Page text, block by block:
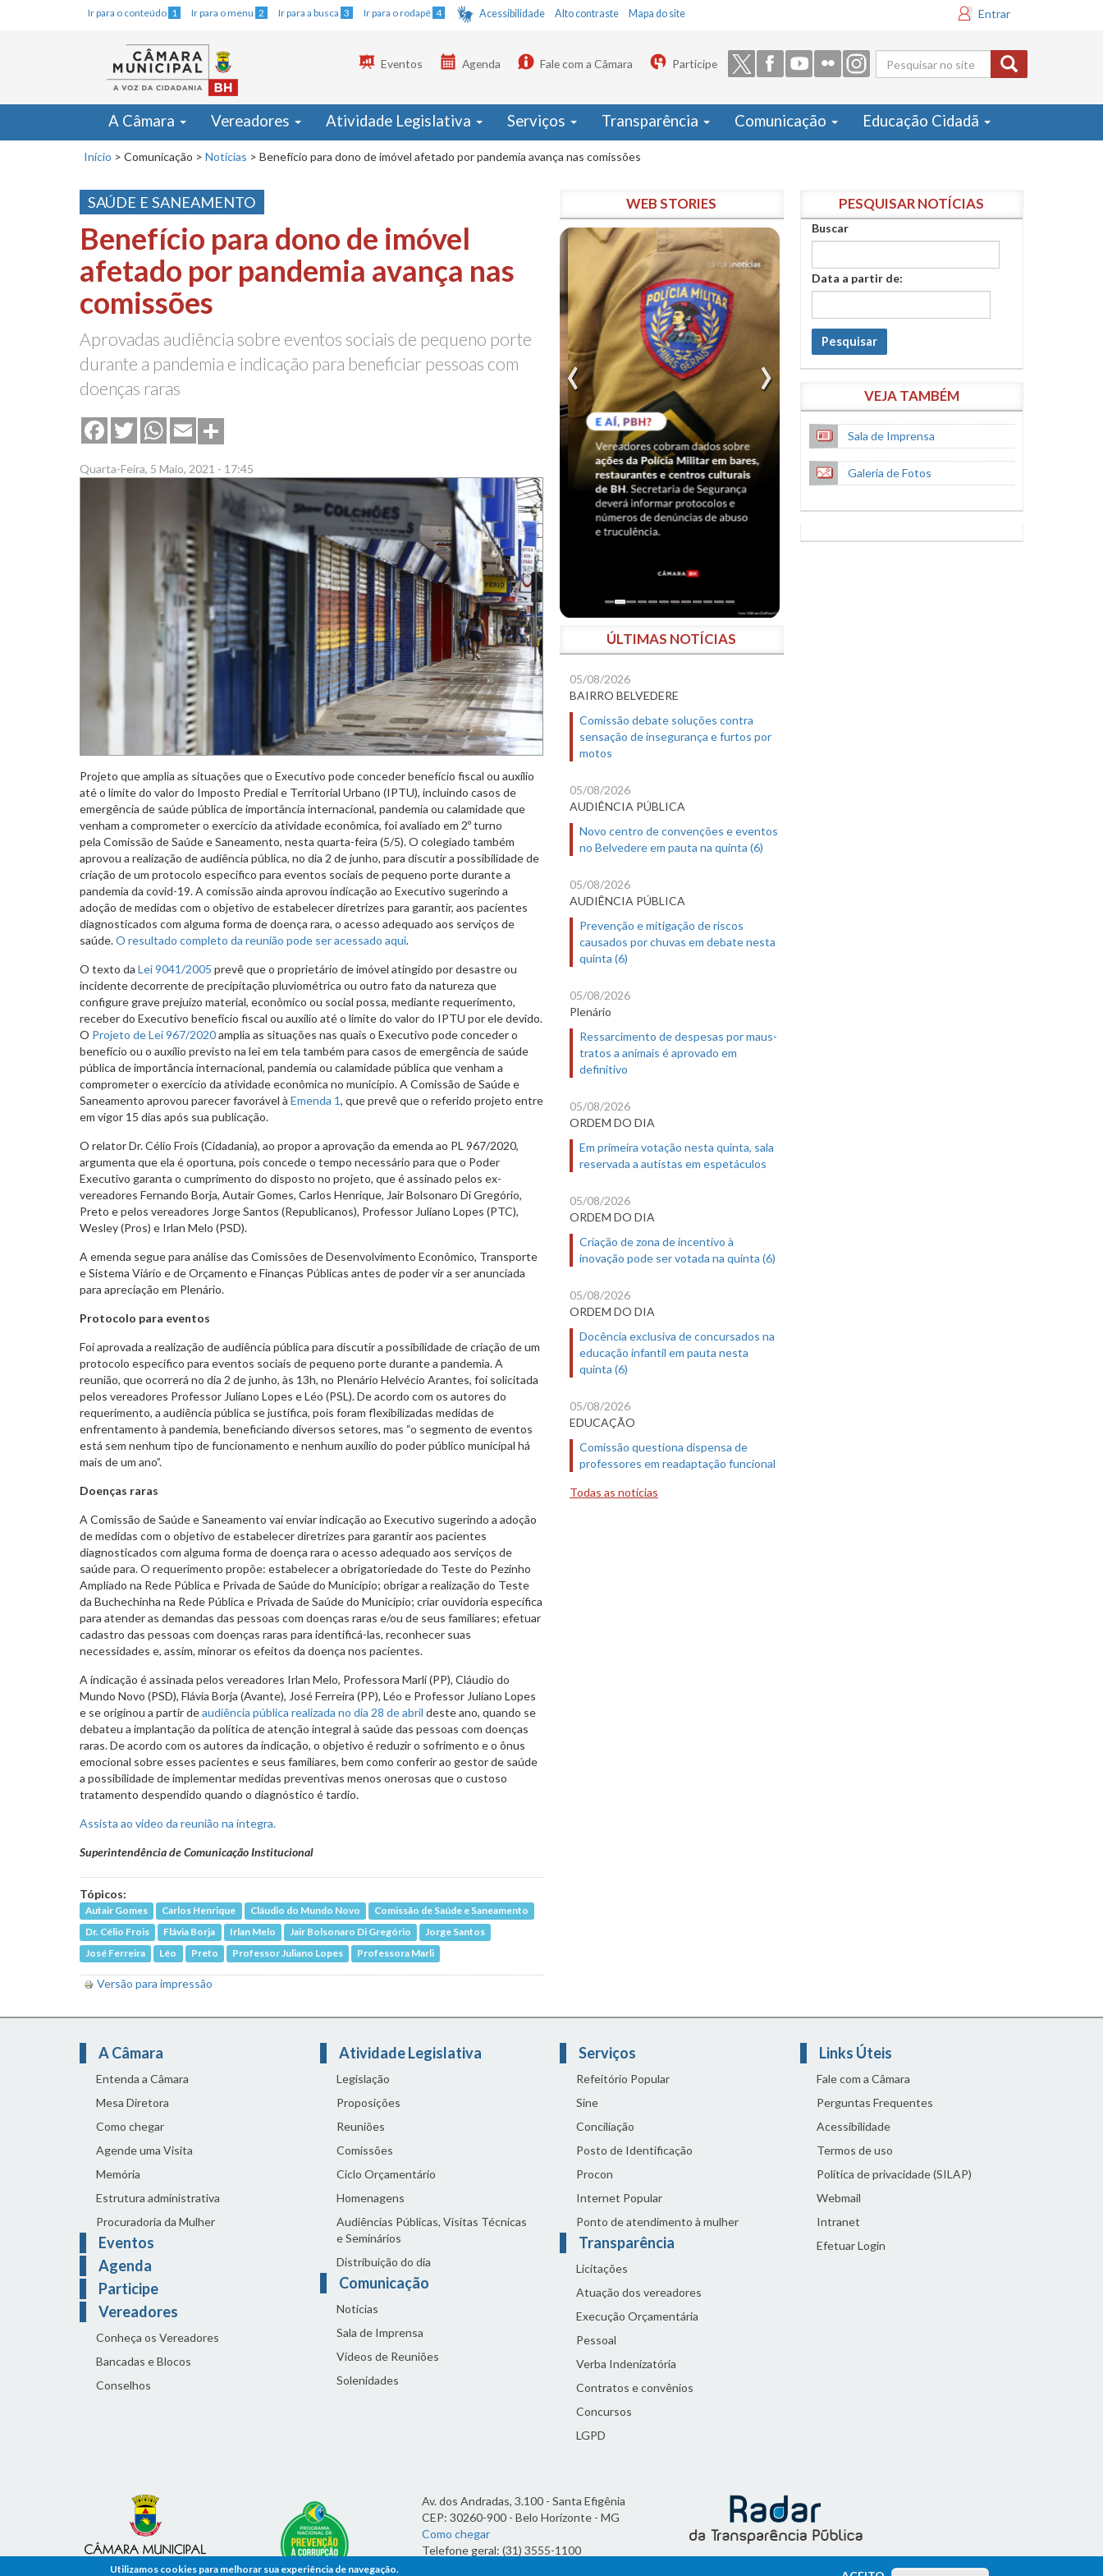
Ir para o conteúdo 1 Ir para o menu 2 Ir para a busca 3 Ir para o rodapé 4 Acessibilidade Alto contraste Mapa do site Entrar
Formulário
de busca
Eventos Agenda Fale com a Câmara Participe
A Câmara Vereadores Atividade Legislativa Serviços Transparência Comunicação Educação Cidadã
Início > Comunicação > Notícias > Benefício para dono de imóvel afetado por pandemia avança nas comissões
SAÚDE E SANEAMENTO
Benefício para dono de imóvel
afetado por pandemia avança nas
comissões
Aprovadas audiência sobre eventos sociais de pequeno porte
durante a pandemia e indicação para beneficiar pessoas com
doenças raras
FacebookTwitterWhatsApp
Email
Quarta-Feira, 5 Maio, 2021 - 17:45
Projeto que amplia as situações que o Executivo pode conceder benefício fiscal ou auxílio
até o limite do valor do Imposto Predial e Territorial Urbano (IPTU), incluindo casos de
emergência de saúde pública de importância internacional, pandemia ou calamidade que
venham a comprometer o exercício da atividade econômica, foi avaliado em 2º turno
pela Comissão de Saúde e Saneamento, nesta quarta-feira (5/5). O colegiado também
aprovou a realização de audiência pública, no dia 2 de junho, para discutir a possibilidade de
criação de um protocolo específico para eventos sociais de pequeno porte durante a
pandemia da covid-19. A comissão ainda aprovou indicação ao Executivo sugerindo a
adoção de medidas com o objetivo de estabelecer diretrizes para garantir, aos pacientes
diagnosticados com alguma forma de doença rara, o acesso adequado aos serviços de
saúde.O resultado completo da reunião pode ser acessado aqui.
O texto da Lei 9041/2005 prevê que o proprietário de imóvel atingido por desastre ou
incidente decorrente de precipitação pluviométrica ou outro fato da natureza que
configure grave prejuízo material, econômico ou social possa, mediante requerimento,
receber do Executivo benefício fiscal ou auxílio até o limite do valor do IPTU por ele devido.
O Projeto de Lei 967/2020amplia as situações nas quais o Executivo pode conceder o
benefício ou o auxílio previsto na lei em tela também para casos de emergência de saúde
pública de importância internacional, pandemia ou calamidade pública que venham a
comprometer o exercício da atividade econômica no município. A Comissão de Saúde e
Saneamento aprovou parecer favorável à Emenda 1, que prevê que o referido projeto entre
em vigor 15 dias após sua publicação.
O relator Dr. Célio Frois (Cidadania), ao propor a aprovação da emenda ao PL 967/2020,
argumenta que ela é oportuna, pois concede o tempo necessário para que o Poder
Executivo garanta o cumprimento do disposto no projeto, que é assinado pelos ex-
vereadores Fernando Borja, Autair Gomes, Carlos Henrique, Jair Bolsonaro Di Gregório,
Preto e pelos vereadores Jorge Santos (Republicanos), Professor Juliano Lopes (PTC),
Wesley (Pros) e Irlan Melo (PSD).
A emenda segue para análise das Comissões de Desenvolvimento Econômico, Transporte
e Sistema Viário e de Orçamento e Finanças Públicas antes de poder vir a ser anunciada
para apreciação em Plenário.
Protocolo para eventos
Foi aprovada a realização de audiência pública para discutir a possibilidade de criação de um
protocolo específico para eventos sociais de pequeno porte durante a pandemia. A
reunião, que ocorrerá no dia 2 de junho, às 13h, no Plenário Helvécio Arantes, foi solicitada
pelos vereadores Professor Juliano Lopes e Léo (PSL). De acordo com os autores do
requerimento, a audiência pública se justifica, pois foram flexibilizadas medidas de
enfrentamento à pandemia, beneficiando diversos setores, mas “o segmento de eventos
está sem nenhum tipo de funcionamento e nenhum auxílio do poder público municipal há
mais de um ano”.
Doenças raras
A Comissão de Saúde e Saneamento vai enviar indicação ao Executivo sugerindo a adoção
de medidas com o objetivo de estabelecer diretrizes para garantir aos pacientes
diagnosticados com alguma forma de doença rara o acesso adequado aos serviços de
saúde para. O requerimento propõe: estabelecer a obrigatoriedade do Teste do Pezinho
Ampliado na Rede Pública e Privada de Saúde do Município; obrigar a realização do Teste
da Buchechinha na Rede Pública e Privada de Saúde do Município; criar ouvidoria específica
para atender as demandas das pessoas com doenças raras e/ou de seus familiares; efetuar
cadastro das pessoas com doenças raras para identificá-las, reconhecer suas
necessidades e, assim, minorar os efeitos da doença nos pacientes.
A indicação é assinada pelos vereadores Irlan Melo, Professora Marli (PP), Cláudio do
Mundo Novo (PSD), Flávia Borja (Avante), José Ferreira (PP), Léo e Professor Juliano Lopes
e se originou a partir deaudiência pública realizada no dia 28 de abril deste ano, quando se
debateu a implantação da política de atenção integral à saúde das pessoas com doenças
raras. De acordo com os autores da indicação, o objetivo é reduzir o sofrimento e o ônus
emocional sobre esses pacientes e seus familiares, bem como conferir ao gestor de saúde
a possibilidade de implementar medidas preventivas menos onerosas que o custoso
tratamento despendido quando o diagnóstico é tardio.
Assista ao vídeo da reunião na íntegra.
Superintendência de Comunicação Institucional
Tópicos:
Autair Gomes Carlos Henrique Cláudio do Mundo Novo
Comissão de Saúde e Saneamento
Dr. Célio Frois
Flávia Borja Irlan Melo Jair Bolsonaro Di Gregório
Jorge Santos
José Ferreira
Léo Preto Professor Juliano Lopes Professora Marli
Versão para impressão
WEB STORIES
ÚLTIMAS NOTÍCIAS
05/08/2026
BAIRRO BELVEDERE
Comissão debate soluções contra
sensação de insegurança e furtos por
motos
05/08/2026
AUDIÊNCIA PÚBLICA
Novo centro de convenções e eventos
no Belvedere em pauta na quinta (6)
05/08/2026
AUDIÊNCIA PÚBLICA
Prevenção e mitigação de riscos
causados por chuvas em debate nesta
quinta (6)
05/08/2026
Plenário
Ressarcimento de despesas por maus-
tratos a animais é aprovado em
definitivo
05/08/2026
ORDEM DO DIA
Em primeira votação nesta quinta, sala
reservada a autistas em espetáculos
05/08/2026
ORDEM DO DIA
Criação de zona de incentivo à
inovação pode ser votada na quinta (6)
05/08/2026
ORDEM DO DIA
Docência exclusiva de concursados na
educação infantil em pauta nesta
quinta (6)
05/08/2026
EDUCAÇÃO
Comissão questiona dispensa de
professores em readaptação funcional
Todas as notícias
PESQUISAR NOTÍCIAS
Buscar
Data a partir de:
Pesquisar
VEJA TAMBÉM
Sala de Imprensa
Galeria de Fotos
A Câmara
Entenda a Câmara
Mesa Diretora
Como chegar
Agende uma Visita
Memória
Estrutura administrativa
Procuradoria da Mulher
Eventos
Agenda
Participe
Vereadores
Conheça os Vereadores
Bancadas e Blocos
Conselhos
Atividade Legislativa
Legislação
Proposições
Reuniões
Comissões
Ciclo Orçamentário
Homenagens
Audiências Públicas, Visitas Técnicas
e Seminários
Distribuição do dia
Comunicação
Notícias
Sala de Imprensa
Vídeos de Reuniões
Solenidades
Serviços
Refeitório Popular
Sine
Conciliação
Posto de Identificação
Procon
Internet Popular
Ponto de atendimento à mulher
Transparência
Licitações
Atuação dos vereadores
Execução Orçamentária
Pessoal
Verba Indenizatória
Contratos e convênios
Concursos
LGPD
Links Úteis
Fale com a Câmara
Perguntas Frequentes
Acessibilidade
Termos de uso
Política de privacidade (SILAP)
Webmail
Intranet
Efetuar Login
Av. dos Andradas, 3.100 - Santa Efigênia
CEP: 30260-900 - Belo Horizonte - MG
Como chegar
Telefone geral: (31) 3555-1100
Utilizamos cookies para melhorar sua experiência de navegação.